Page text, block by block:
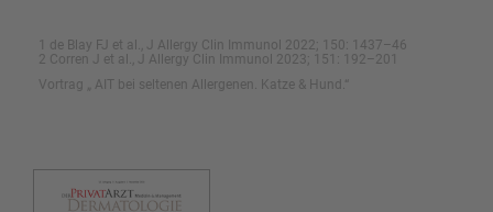
1 de Blay FJ et al., J Allergy Clin Immunol 2022; 150: 1437–46
2 Corren J et al., J Allergy Clin Immunol 2023; 151: 192–201
Vortrag „ AIT bei seltenen Allergenen. Katze & Hund.“